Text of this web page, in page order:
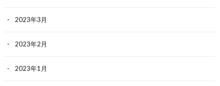
2023年3月
2023年2月
2023年1月